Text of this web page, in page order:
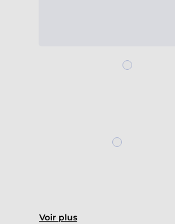
Voir plus